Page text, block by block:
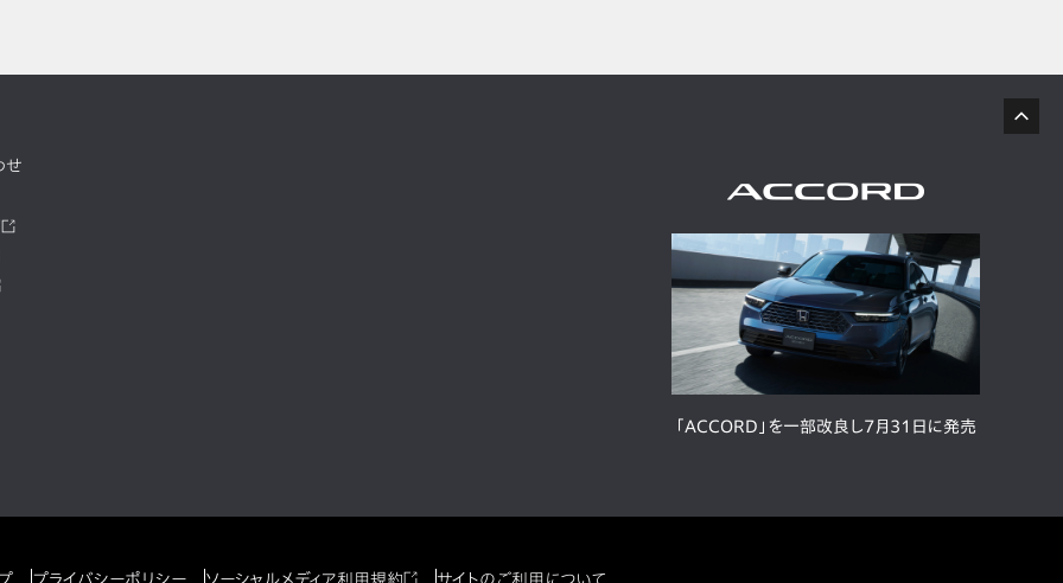
せ
「ACCORD」を一部改良し7月31日に発売
プライバシーポリシー ソーシャルメディア利用規約 サイトのご利用について